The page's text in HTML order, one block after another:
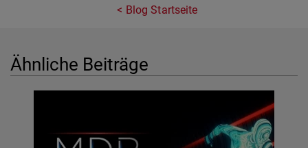
Blog Startseite
Ähnliche Beiträge